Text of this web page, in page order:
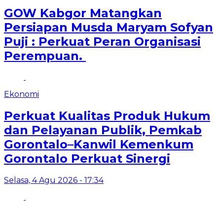
GOW Kabgor Matangkan
Persiapan Musda Maryam Sofyan
Puji : Perkuat Peran Organisasi
Perempuan.
Ekonomi
Perkuat Kualitas Produk Hukum
dan Pelayanan Publik, Pemkab
Gorontalo–Kanwil Kemenkum
Gorontalo Perkuat Sinergi
Selasa, 4 Agu 2026 - 17:34